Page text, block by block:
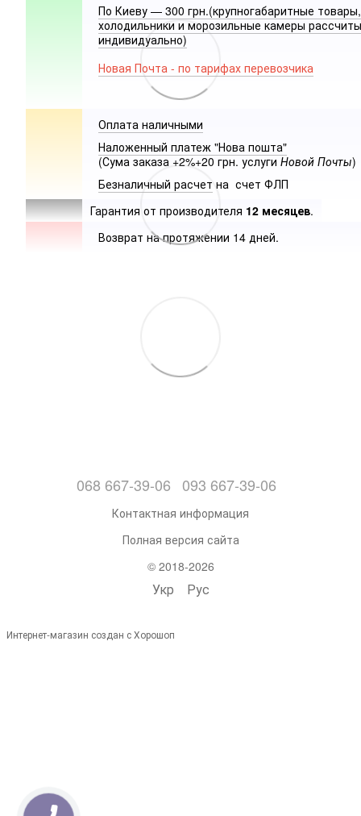
По Киеву — 300 грн.(крупногабаритные товары,
холодильники и морозильные камеры
индивидуально)
Новая Почта - по тарифах перевозчика
Оплата наличными
Наложенный платеж "Нова пошта"
(Сума заказа +2%+20 грн. услуги Новой Почты)
Безналичный расчет на счет ФЛП
Гарантия от производителя 12 месяцев.
Возврат на протяжении 14 дней.
068 667-39-06 093 667-39-06
Контактная информация
Полная версия сайта
© 2018-2026
Укр Рус
Интернет-магазин создан с Хорошоп